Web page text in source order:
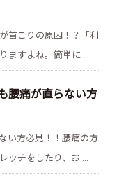
首こりの原因！？「利
ますよね。簡単に ...
腰痛が直らない方
い方必見！！腰痛の方
ッチをしたり、お ...